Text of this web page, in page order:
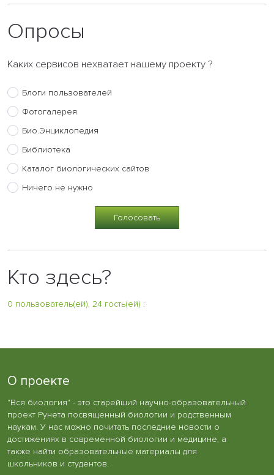
Опросы
Каких сервисов нехватает нашему проекту ?
Блоги пользователей
Фотогалерея
Био.Энциклопедия
Библиотека
Каталог биологических сайтов
Ничего не нужно
Кто здесь?
0 пользователь(ей), 24 гость(ей) :
О проекте
"Вся биология" - это старейший научно-образовательный
проект Рунета посвященный биологии и родственным
наукам. У нас можно почитать последние новости о
достижениях в современной биологии и медицине, а
также найти образовательные материалы для
школьников и студентов.